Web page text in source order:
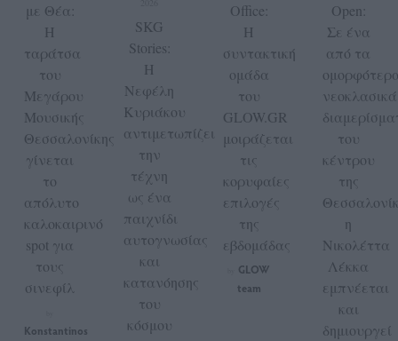
με Θέα:
Η
ταράτσα
του
Μεγάρου
Μουσικής
Θεσσαλονίκης
γίνεται
το
απόλυτο
καλοκαιρινό
spot για
τους
σινεφίλ
Konstantinos
SKG
Stories:
Η
Νεφέλη
Κυριάκου
αντιμετωπίζει
την
τέχνη
ως ένα
παιχνίδι
αυτογνωσίας
και
κατανόησης
του
κόσμου
Office:
Η
συντακτική
ομάδα
του
GLOW.GR
μοιράζεται
τις
κορυφαίες
επιλογές
της
εβδομάδας
GLOW
team
Open:
Σε ένα
από τα
νεοκλασικά
του
κέντρου
της
η
Νικολέττα
Λέκκα
εμπνέεται
και
δημιουργεί